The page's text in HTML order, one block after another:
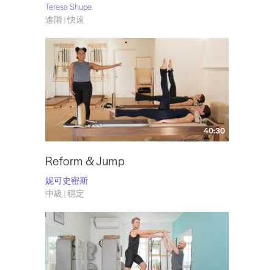
Teresa Shupe
進階 | 快速
40:30
Reform & Jump
妮可史密斯
中級 | 穩定